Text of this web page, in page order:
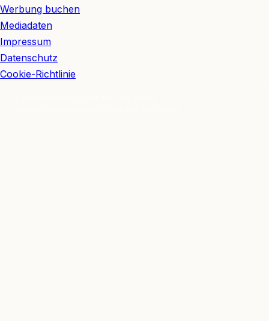
Werbung buchen
Mediadaten
Impressum
Datenschutz
Cookie-Richtlinie